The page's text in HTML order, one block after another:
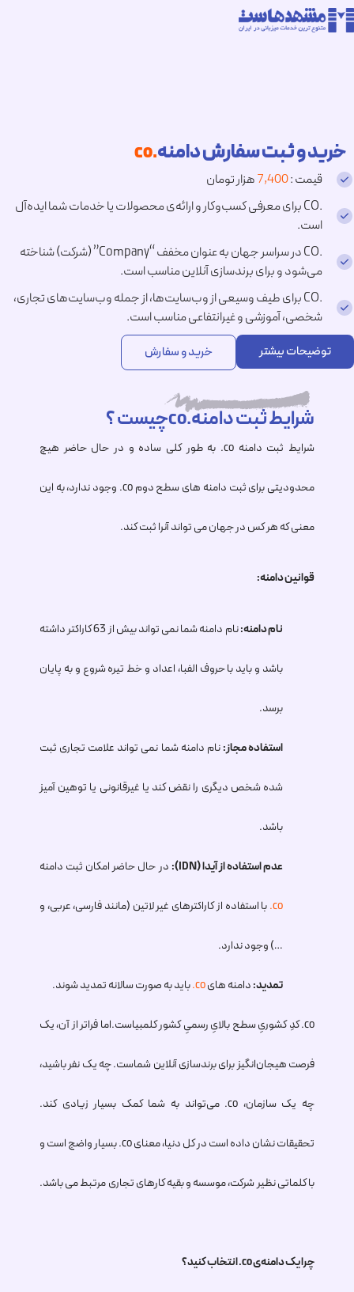
خرید و ثبت سفارش دامنه.co
قیمت :7,400هزار تومان
.CO برای معرفی کسب‌وکار و ارائه‌ی محصولات یا خدمات شما ایده‌آل
است.
.CO در سراسر جهان به عنوان مخفف “Company” (شرکت) شناخته
می‌شود و برای برندسازی آنلاین مناسب است.
.CO برای طیف وسیعی از وب‌سایت‌ها، از جمله وب‌سایت‌های تجاری،
شخصی، آموزشی و غیرانتفاعی مناسب است.
توضیحات بیشتر خرید و سفارش
شرایط ثبت دامنه.coچیست ؟
شرایط ثبت دامنه .co به طور کلی ساده و در حال حاضر هیچ
محدودیتی برای ثبت دامنه های سطح دوم co. وجود ندارد، به این
معنی که هر کس در جهان می تواند آنرا ثبت کند.
قوانین دامنه:
نام دامنه: نام دامنه شما نمی تواند بیش از 63 کاراکتر داشته
باشد و باید با حروف الفبا، اعداد و خط تیره شروع و به پایان
برسد.
استفاده مجاز:نام دامنه شما نمی تواند علامت تجاری ثبت
شده شخص دیگری را نقض کند یا غیرقانونی یا توهین آمیز
باشد.
عدم استفاده از آیدا (IDN): در حال حاضر امکان ثبت دامنه
.coبا استفاده از کاراکترهای غیر لاتین (مانند فارسی، عربی، و
…) وجود ندارد.
تمدید:دامنه های.coباید به صورت سالانه تمدید شوند.
.coکدِ کشوریِ سطح بالایِ رسمیِ کشور کلمبیاست.اما فراتر از آن، یک
فرصت هیجان‌انگیز برای برندسازی آنلاین شماست. چه یک نفر باشید،
چه یک سازمان، .co می‌تواند به شما کمک بسیار زیادی کند.
تحقیقات نشان داده است در کل دنیا، معنای.coبسیار واضج است و
با کلماتی نظیر شرکت، موسسه و بقیه کارهای تجاری مرتبط می باشد.
چرا یک دامنه‌ی.coانتخاب کنید؟